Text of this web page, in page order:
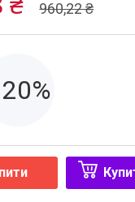
960,22 ₴